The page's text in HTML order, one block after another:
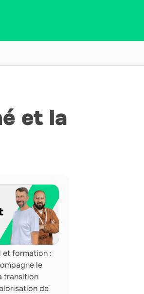
et la
et formation :
le
transition
de